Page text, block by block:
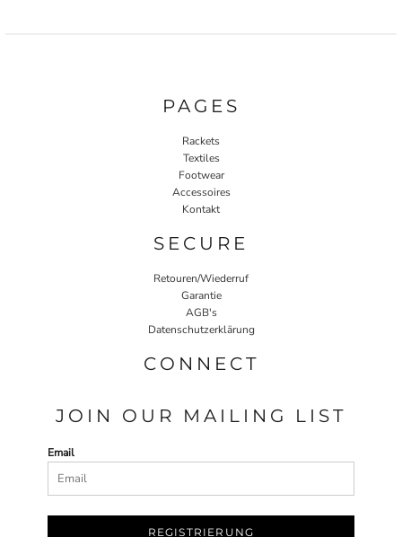
PAGES
Rackets
Textiles
Footwear
Accessoires
Kontakt
SECURE
Retouren/Wiederruf
Garantie
AGB's
Datenschutzerklärung
CONNECT
JOIN OUR MAILING LIST
Email
REGISTRIERUNG